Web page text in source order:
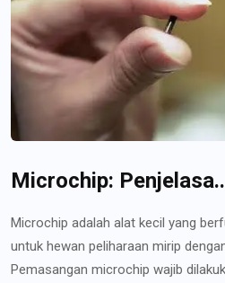
Microchip:
Microchip adalah alat kecil yang
untuk hewan peliharaan mirip
Pemasangan microchip wajib